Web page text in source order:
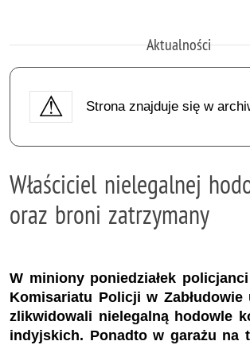
Aktualności
Strona znajduje się w
Właściciel nielegalnej
oraz broni zatrzymany
W miniony poniedziałek
Komisariatu Policji w
zlikwidowali nielegalną hodowle
indyjskich. Ponadto w garażu na